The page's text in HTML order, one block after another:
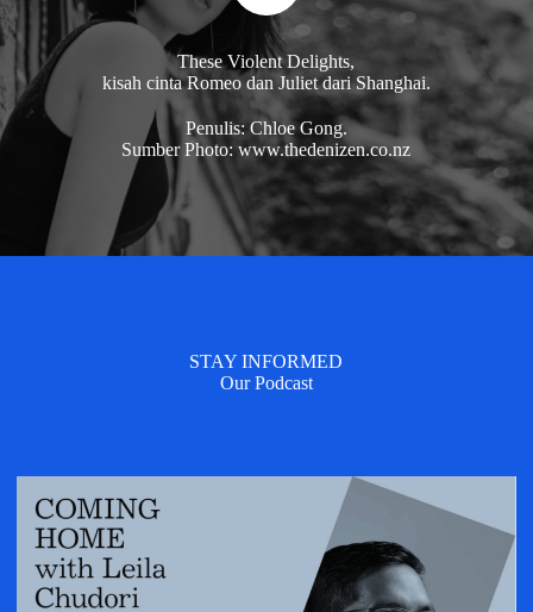
These Violent Delights,
kisah cinta Romeo dan Juliet dari Shanghai.
Penulis: Chloe Gong.
Sumber Photo: www.thedenizen.co.nz
STAY INFORMED
Our Podcast